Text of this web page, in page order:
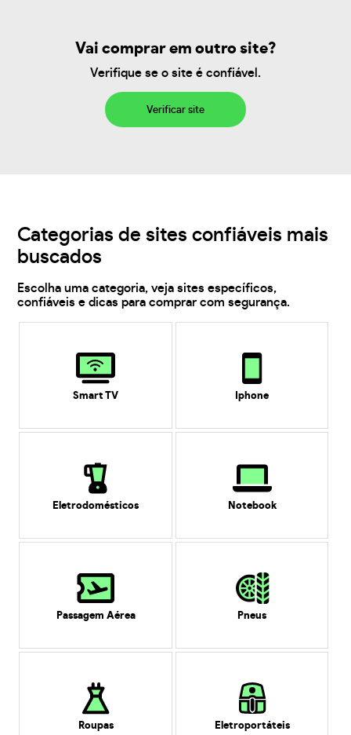
Vai comprar em outro site?
Verifique se o site é confiável.
Verificar site
Categorias de sites confiáveis mais
buscados
Escolha uma categoria, veja sites específicos,
confiáveis e dicas para comprar com segurança.
Smart TV Iphone
Eletrodomésticos Notebook
Passagem Aérea Pneus
Roupas Eletroportáteis